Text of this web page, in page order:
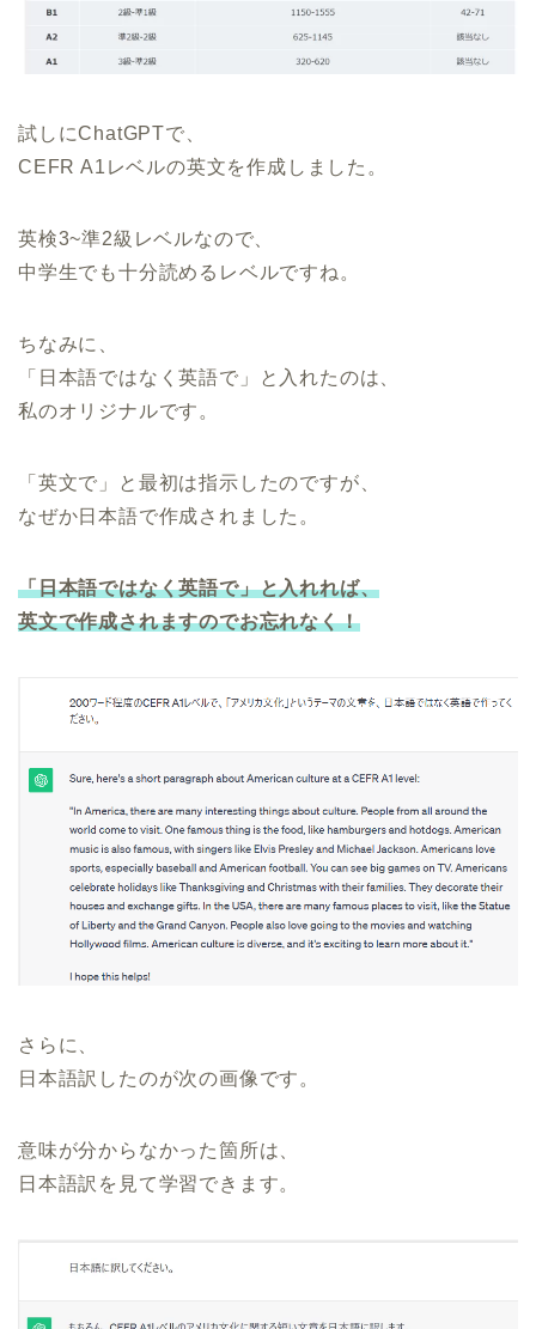
試しにChatGPTで、
CEFR A1レベルの英文を作成しました。
英検3~準2級レベルなので、
中学生でも十分読めるレベルですね。
ちなみに、
「日本語ではなく英語で」と入れたのは、
私のオリジナルです。
「英文で」と最初は指示したのですが、
なぜか日本語で作成されました。
「日本語ではなく英語で」と入れれば、
英文で作成されますのでお忘れなく！
さらに、
日本語訳したのが次の画像です。
意味が分からなかった箇所は、
日本語訳を見て学習できます。